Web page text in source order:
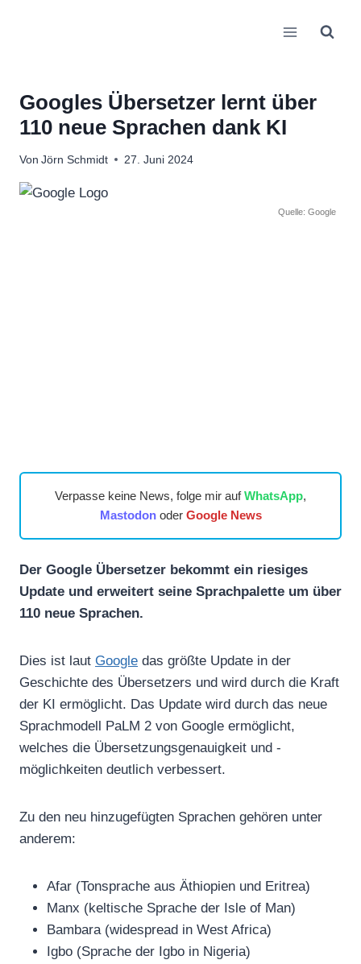
Googles Übersetzer lernt über
110 neue Sprachen dank KI
Von Jörn Schmidt 27. Juni 2024
Quelle: Google
Verpasse keine News, folge mir aufWhatsApp,
Mastodonoder Google News
Der Google Übersetzer bekommt ein riesiges
Update und erweitert seine Sprachpalette um über
110 neue Sprachen.
Dies ist laut Google das größte Update in der
Geschichte des Übersetzers und wird durch die Kraft
der KI ermöglicht. Das Update wird durch das neue
Sprachmodell PaLM 2 von Google ermöglicht,
welches die Übersetzungsgenauigkeit und -
möglichkeiten deutlich verbessert.
Zu den neu hinzugefügten Sprachen gehören unter
anderem:
Afar (Tonsprache aus Äthiopien und Eritrea)
Manx (keltische Sprache der Isle of Man)
Bambara (widespread in West Africa)
Igbo (Sprache der Igbo in Nigeria)